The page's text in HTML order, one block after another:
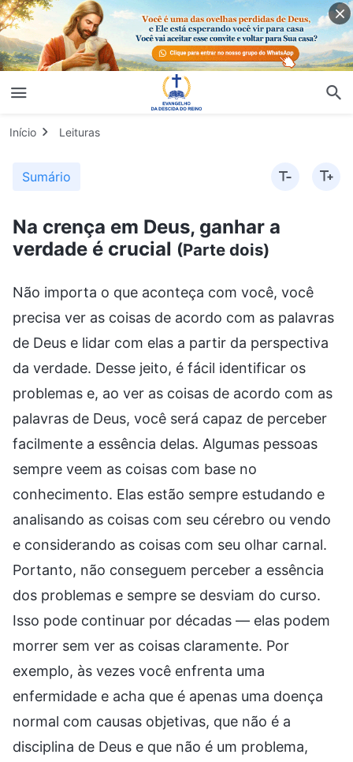
Início Leituras
Sumário
Na crença em Deus, ganhar a
verdade é crucial (Parte dois)
Não importa o que aconteça com você, você
precisa ver as coisas de acordo com as palavras
de Deus e lidar com elas a partir da perspectiva
da verdade. Desse jeito, é fácil identificar os
problemas e, ao ver as coisas de acordo com as
palavras de Deus, você será capaz de perceber
facilmente a essência delas. Algumas pessoas
sempre veem as coisas com base no
conhecimento. Elas estão sempre estudando e
analisando as coisas com seu cérebro ou vendo
e considerando as coisas com seu olhar carnal.
Portanto, não conseguem perceber a essência
dos problemas e sempre se desviam do curso.
Isso pode continuar por décadas — elas podem
morrer sem ver as coisas claramente. Por
exemplo, às vezes você enfrenta uma
enfermidade e acha que é apenas uma doença
normal com causas objetivas, que não é a
disciplina de Deus e que não é um problema,